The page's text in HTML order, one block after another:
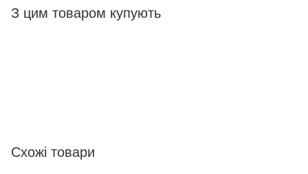
З цим товаром купують
Схожі товари